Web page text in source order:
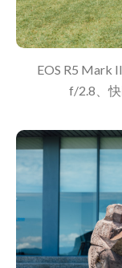
EOS R5 Mark
f/2.8、